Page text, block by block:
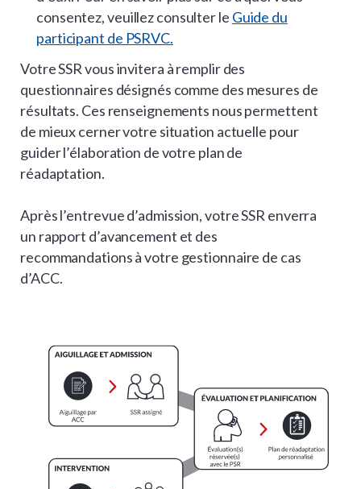
consentez, veuillez consulter le Guide du
participant de PSRVC.
Votre SSR vous invitera à remplir des
questionnaires désignés comme des mesures de
résultats. Ces renseignements nous permettent
de mieux cerner votre situation actuelle pour
guider l’élaboration de votre plan de
réadaptation.
Après l’entrevue d’admission, votre SSR enverra
un rapport d’avancement et des
recommandations à votre gestionnaire de cas
d’ACC.